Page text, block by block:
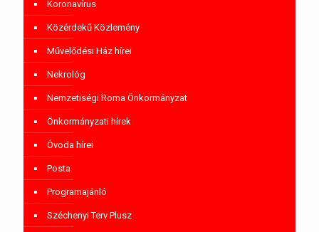
Koronavírus
Közérdekű Közlemény
Művelődési Ház hírei
Nekrológ
Nemzetiségi Roma Önkormányzat
Önkormányzati hírek
Óvoda hírei
Posta
Programajánló
Széchenyi Terv Plusz